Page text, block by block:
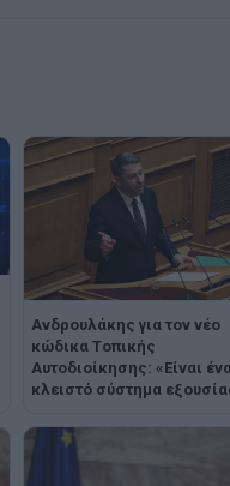
Ανδρουλάκης για τον νέο
κώδικα Tοπικής
Aυτοδιοίκησης: «Είναι
κλειστό σύστημα